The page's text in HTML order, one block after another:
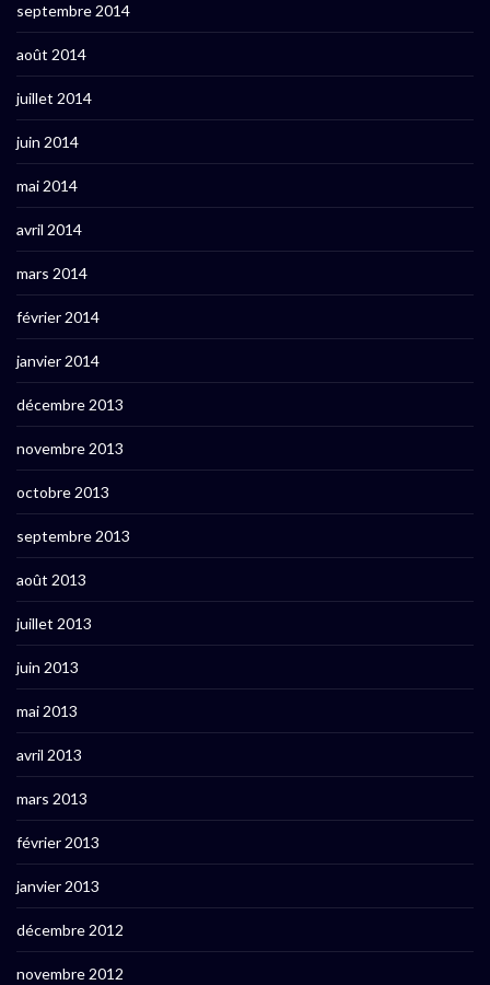
septembre 2014
août 2014
juillet 2014
juin 2014
mai 2014
avril 2014
mars 2014
février 2014
janvier 2014
décembre 2013
novembre 2013
octobre 2013
septembre 2013
août 2013
juillet 2013
juin 2013
mai 2013
avril 2013
mars 2013
février 2013
janvier 2013
décembre 2012
novembre 2012